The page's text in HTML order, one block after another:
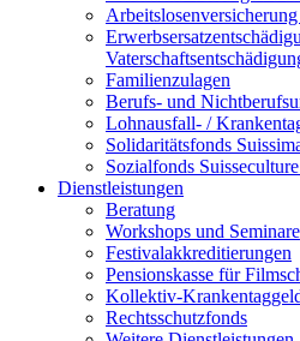
Familienzulagen
Berufs- und
Lohnausfall- /
Solidaritätsfonds
Sozialfonds
Dienstleistungen
Beratung
Workshops und Seminare
Festivalakkreditierungen
Pensionskasse für
Kollektiv-
Rechtsschutzfonds